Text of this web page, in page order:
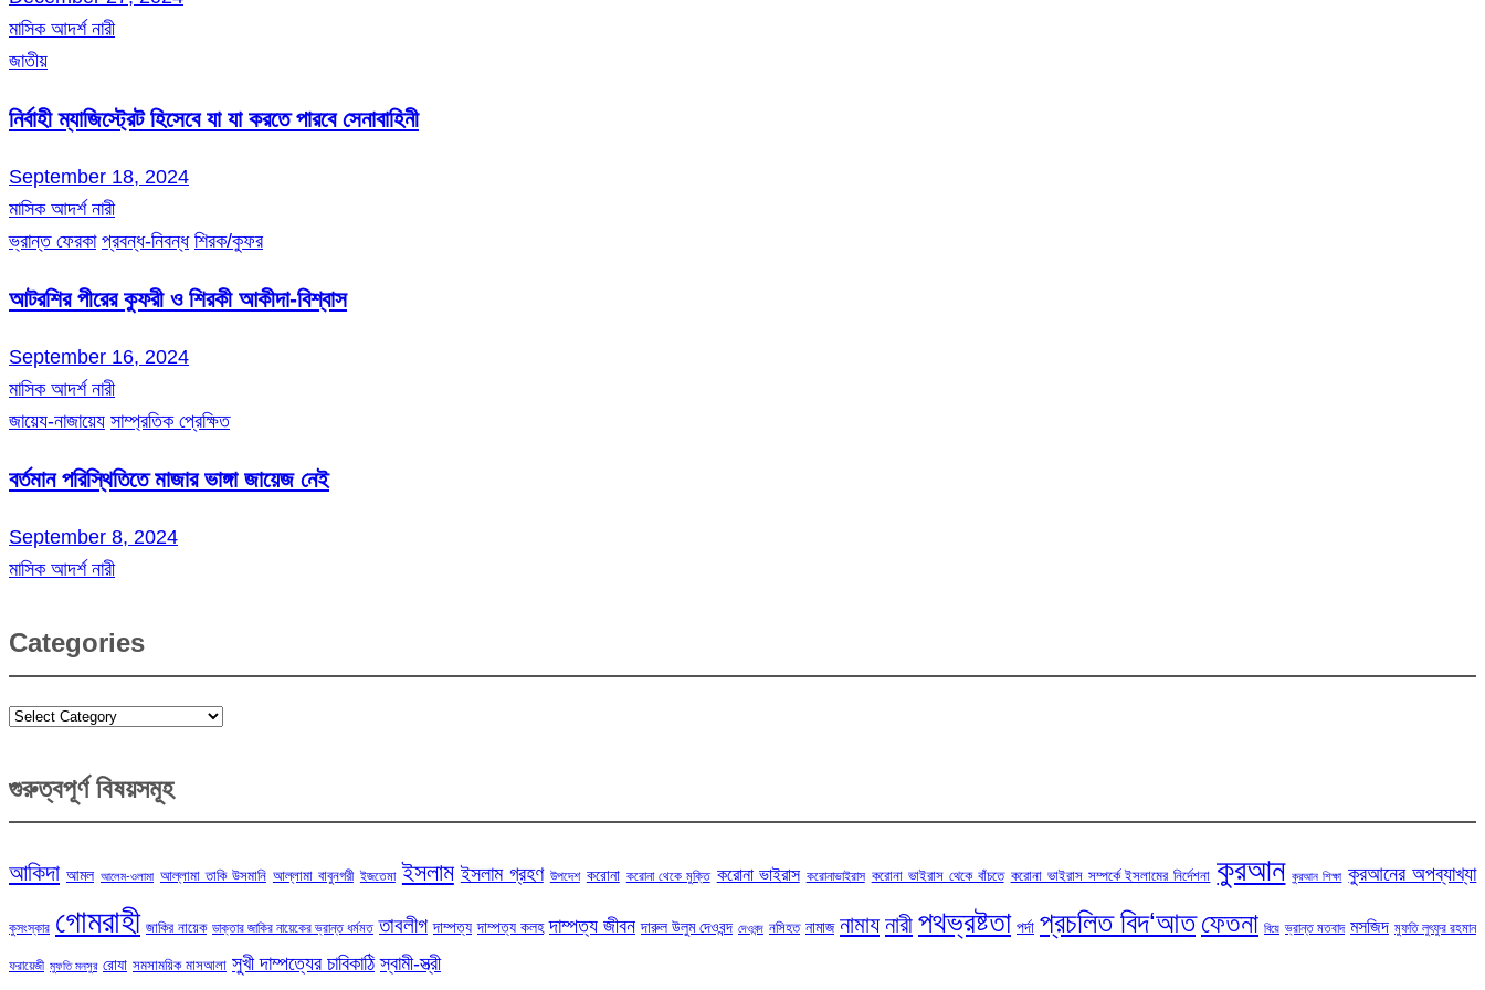
মাসিক আদর্শ নারী
জাতীয়
নির্বাহী ম্যাজিস্ট্রেট হিসেবে যা যা করতে পারবে সেনাবাহিনী
September 18, 2024
মাসিক আদর্শ নারী
ভ্রান্ত ফেরকা প্রবন্ধ-নিবন্ধ শিরক/কুফর
আটরশির পীরের কুফরী ও শিরকী আকীদা-বিশ্বাস
September 16, 2024
মাসিক আদর্শ নারী
জায়েয-নাজায়েয সাম্প্রতিক প্রেক্ষিত
বর্তমান পরিস্থিতিতে মাজার ভাঙ্গা জায়েজ নেই
September 8, 2024
মাসিক আদর্শ নারী
Categories
Categories
গুরুত্বপূর্ণ বিষয়সমূহ
আকিদা আমল আলেম-ওলামা আল্লামা তাকি উসমানি আল্লামা বাবুনগরী ইজতেমা ইসলাম ইসলাম গ্রহণ উপদেশ করোনা করোনা থেকে মুক্তি করোনা ভাইরাস করোনাভাইরাস করোনা ভাইরাস থেকে বাঁচতে করোনা ভাইরাস সম্পর্কে ইসলামের নির্দেশনা কুরআন কুরআন শিক্ষা কুরআনের অপব্যাখ্যা
কুসংস্কার গোমরাহী জাকির নায়েক ডাক্তার জাকির নায়েকের ভ্রান্ত ধর্মমত তাবলীগ দাম্পত্য দাম্পত্য কলহ দাম্পত্য জীবন দারুল উলুম দেওবন্দ দেওবন্দ নসিহত নামাজ নামায নারী পথভ্রষ্টতা পর্দা প্রচলিত বিদ‘আত ফেতনা বিয়ে ভ্রান্ত মতবাদ মসজিদ মুফতি লুৎফুর রহমান
ফরায়েজী মুফতি মনসুর রোযা সমসাময়িক মাসআলা সুখী দাম্পত্যের চাবিকাঠি স্বামী-স্ত্রী